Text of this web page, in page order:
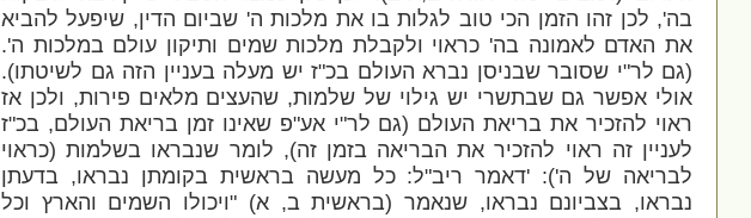
בה', לכן זהו הזמן הכי טוב לגלות בו את מלכות ה' שביום הדין, שיפעל להביא
את האדם לאמונה בה' כראוי ולקבלת מלכות שמים ותיקון עולם במלכות ה'.
(גם לר"י שסובר שבניסן נברא העולם בכ"ז יש מעלה בעניין הזה גם לשיטתו).
אולי אפשר גם שבתשרי יש גילוי של שלמות, שהעצים מלאים פירות, ולכן אז
ראוי להזכיר את בריאת העולם (גם לר"י אע"פ שאינו זמן בריאת העולם, בכ"ז
לעניין זה ראוי להזכיר את הבריאה בזמן זה), לומר שנבראו בשלמות (כראוי
לבריאה של ה'): 'דאמר ריב"ל: כל מעשה בראשית בקומתן נבראו, בדעתן
נבראו, בצביונם נבראו, שנאמר (בראשית ב, א) "ויכולו השמים והארץ וכל